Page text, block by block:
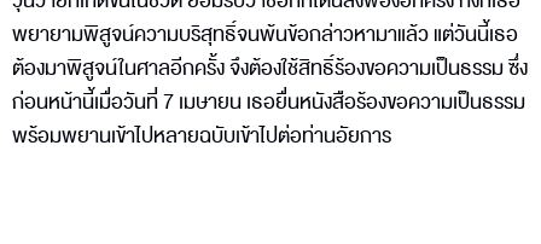
พยายามพิสูจน์ความบริสุทธิ์จนพ้นข้อกล่าวหามาแล้ว แต่วันนี้เธอ
ต้องมาพิสูจน์ในศาลอีกครั้ง จึงต้องใช้สิทธิ์ร้องขอความเป็นธรรม ซึ่ง
ก่อนหน้านี้เมื่อวันที่ 7 เมษายน เธอยื่นหนังสือร้องขอความเป็นธรรม
พร้อมพยานเข้าไปหลายฉบับเข้าไปต่อท่านอัยการ